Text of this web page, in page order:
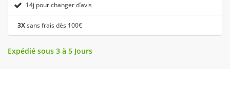
14j pour changer d’avis
3Xsans frais dès 100€
Expédié sous 3 à 5 Jours